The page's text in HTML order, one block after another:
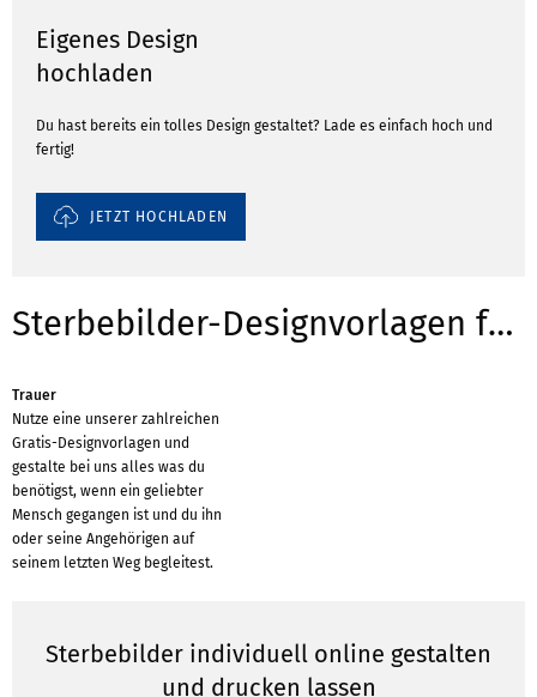
Eigenes Design
hochladen
Du hast bereits ein tolles Design gestaltet? Lade es einfach hoch und
fertig!
JETZT HOCHLADEN
Sterbebilder-Designvorlagen für Anlässe
Trauer
Nutze eine unserer zahlreichen
Gratis-Designvorlagen und
gestalte bei uns alles was du
benötigst, wenn ein geliebter
Mensch gegangen ist und du ihn
oder seine Angehörigen auf
seinem letzten Weg begleitest.
Sterbebilder individuell online gestalten
und drucken lassen